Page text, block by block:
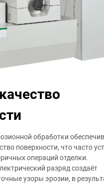
обработки
поверхности, что часто
операций отделки.
разряд создаёт
узоры эрозии, в